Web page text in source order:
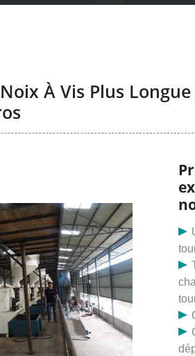
À Vis Plus